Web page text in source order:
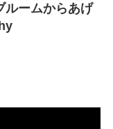
ルームからあげ